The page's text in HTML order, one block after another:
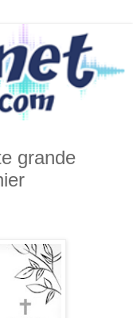
grande